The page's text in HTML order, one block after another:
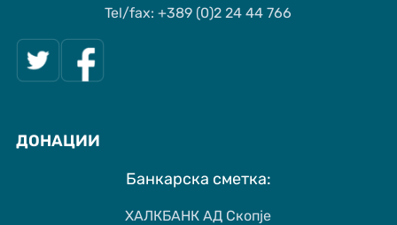
Tel/fax: +389 (0)2 24 44 766
ДОНАЦИИ
Банкарска сметка:
ХАЛКБАНК АД Скопје